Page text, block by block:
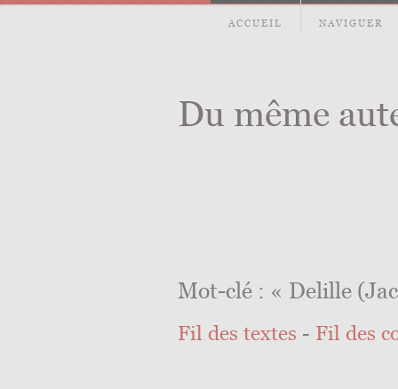
ACCUEIL NAVIGUER
Du même
Mot-clé : « Delille
Fil des textes - Fil des